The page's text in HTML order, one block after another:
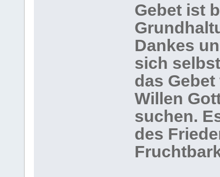
Gebet ist
Dankes
sich
das
Willen
suchen.
des